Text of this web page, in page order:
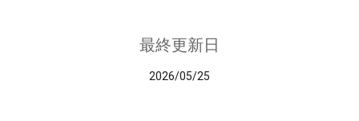
最終更新日
2026/05/25